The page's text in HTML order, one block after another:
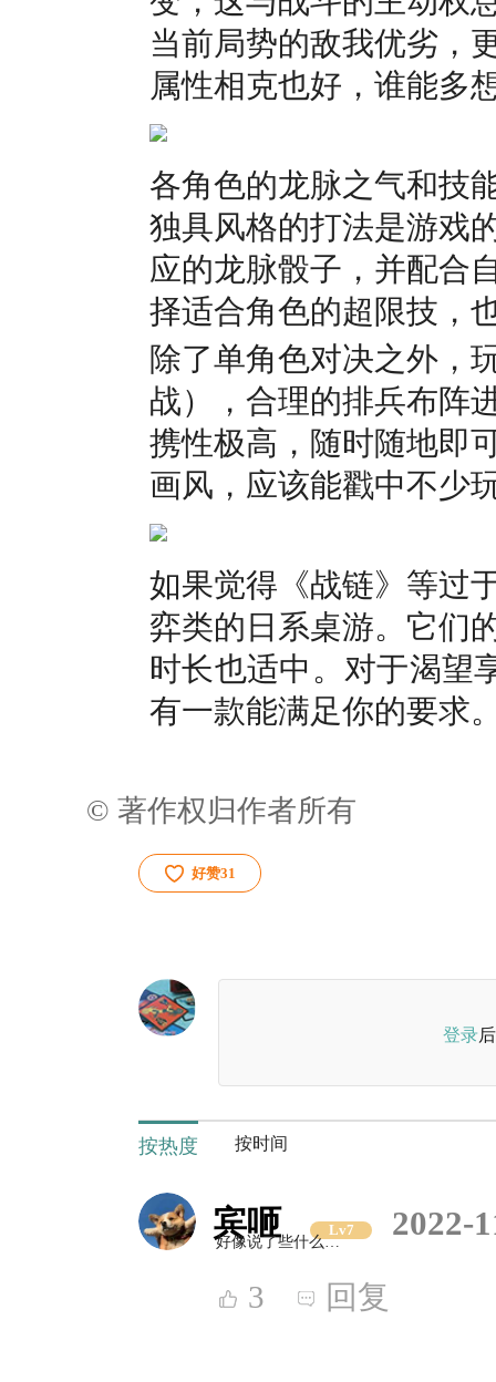
当前局势的敌我优劣，
属性相克也好，谁能多
各角色的龙脉之气和技
独具风格的打法是游戏
应的龙脉骰子，并配合
择适合角色的超限技，
除了单角色对决之外，
战），合理的排兵布阵
携性极高，随时随地即
画风，应该能戳中不少
如果觉得《战链》等过
弈类的日系桌游。它们
时长也适中。对于渴望
有一款能满足你的要求
© 著作权归作者所有
好赞31
登录
按热度 按时间
宾咂 Lv7 2022-
好像说了些什么…
3 回复